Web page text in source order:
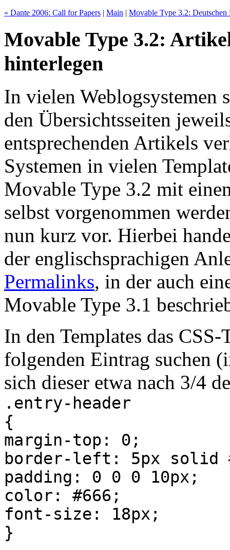
« Dante 2006: Call for Papers | Main | Movable Type 3.2: Deutschen
Movable Type 3.2:
hinterlegen
In vielen
den Übersichtsseiten
entsprechenden Artikels
Systemen in vielen
Movable Type 3.2 mit
selbst vorgenommen
nun kurz vor. Hierbei
der englischsprachigen
Permalinks, in der auch
Movable Type 3.1
In den Templates das
folgenden Eintrag suchen
sich dieser etwa nach 3/4
.entry-header
{
margin-top: 0;
border-left: 5px solid
padding: 0 0 0 10px;
color: #666;
font-size: 18px;
}